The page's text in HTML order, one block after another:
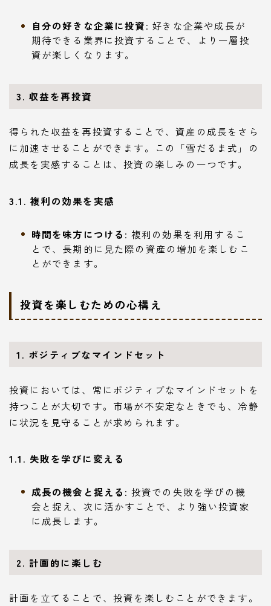
自分の好きな企業に投資: 好きな企業や成長が
期待できる業界に投資することで、より一層投
資が楽しくなります。
3. 収益を再投資
得られた収益を再投資することで、資産の成長をさら
に加速させることができます。この「雪だるま式」の
成長を実感することは、投資の楽しみの一つです。
3.1. 複利の効果を実感
時間を味方につける : 複利の効果を利用するこ
とで、長期的に見た際の資産の増加を楽しむこ
とができます。
投資を楽しむための心構え
1. ポジティブなマインドセット
投資においては、常にポジティブなマインドセットを
持つことが大切です。市場が不安定なときでも、冷静
に状況を見守ることが求められます。
1.1. 失敗を学びに変える
成長の機会と捉える : 投資での失敗を学びの機
会と捉え、次に活かすことで、より強い投資家
に成長します。
2. 計画的に楽しむ
計画を立てることで、投資を楽しむことができます。